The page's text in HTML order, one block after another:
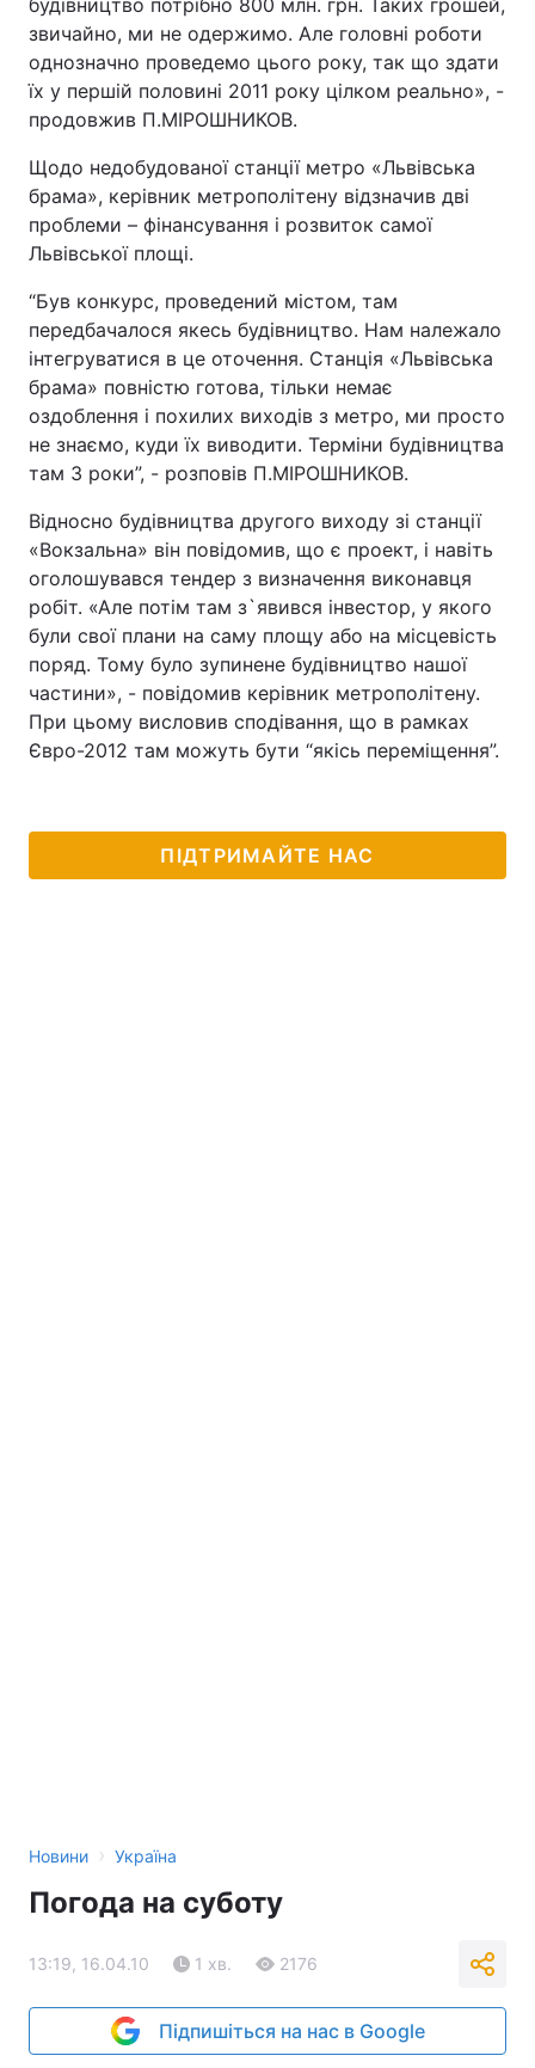
будівництво потрібно 800 млн. грн. Таких грошей,
звичайно, ми не одержимо. Але головні роботи
однозначно проведемо цього року, так що здати
їх у першій половині 2011 року цілком реально», -
продовжив П.МІРОШНИКОВ.
Щодо недобудованої станції метро «Львівська
брама», керівник метрополітену відзначив дві
проблеми – фінансування і розвиток самої
Львівської площі.
“Був конкурс, проведений містом, там
передбачалося якесь будівництво. Нам належало
інтегруватися в це оточення. Станція «Львівська
брама» повністю готова, тільки немає
оздоблення і похилих виходів з метро, ми просто
не знаємо, куди їх виводити. Терміни будівництва
там 3 роки”, - розповів П.МІРОШНИКОВ.
Відносно будівництва другого виходу зі станції
«Вокзальна» він повідомив, що є проект, і навіть
оголошувався тендер з визначення виконавця
робіт. «Але потім там з`явився інвестор, у якого
були свої плани на саму площу або на місцевість
поряд. Тому було зупинене будівництво нашої
частини», - повідомив керівник метрополітену.
При цьому висловив сподівання, що в рамках
Євро-2012 там можуть бути “якісь переміщення”.
ПІДТРИМАЙТЕ НАС
Новини › Україна
Погода на суботу
13:19, 16.04.10 1 хв. 2176
Підпишіться на нас в Google